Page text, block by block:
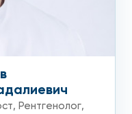
, Рентгенолог,